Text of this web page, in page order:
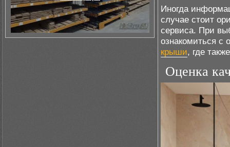
Иногда
случае стоит
сервиса. При
ознакомиться с
крыши, где
Оценка